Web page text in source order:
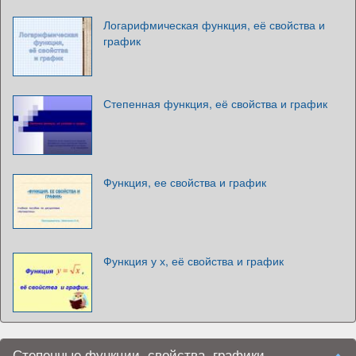
Логарифмическая функция, её свойства и
график
Степенная функция, её свойства и график
Функция, ее свойства и график
Функция у х, её свойства и график